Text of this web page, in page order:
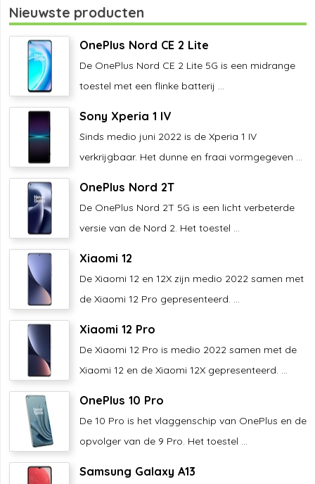
Nieuwste producten
OnePlus Nord CE 2 Lite
De OnePlus Nord CE 2 Lite 5G is een midrange
toestel met een flinke batterij ...
Sony Xperia 1 IV
Sinds medio juni 2022 is de Xperia 1 IV
verkrijgbaar. Het dunne en fraai vormgegeven ...
OnePlus Nord 2T
De OnePlus Nord 2T 5G is een licht verbeterde
versie van de Nord 2. Het toestel ...
Xiaomi 12
De Xiaomi 12 en 12X zijn medio 2022 samen met
de Xiaomi 12 Pro gepresenteerd. ...
Xiaomi 12 Pro
De Xiaomi 12 Pro is medio 2022 samen met de
Xiaomi 12 en de Xiaomi 12X gepresenteerd. ...
OnePlus 10 Pro
De 10 Pro is het vlaggenschip van OnePlus en de
opvolger van de 9 Pro. Het toestel ...
Samsung Galaxy A13